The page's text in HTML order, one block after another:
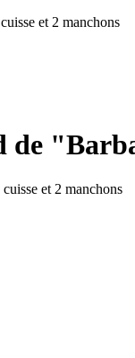
et 2 manchons
de